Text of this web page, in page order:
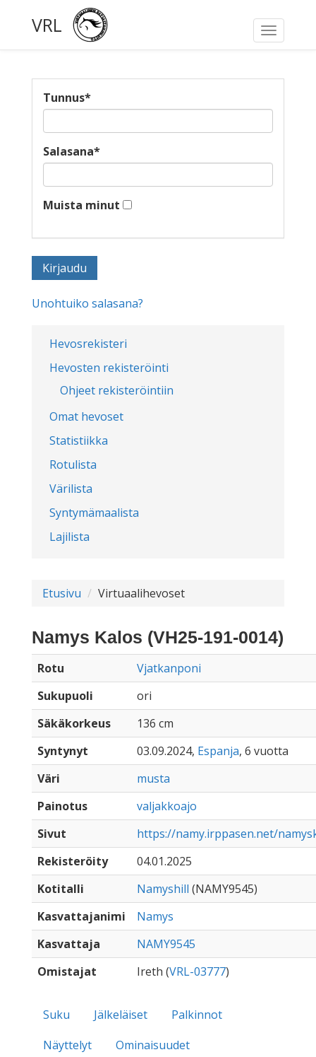
Toggle
VRL
Hevosrekisteri
Hevosten rekisteröinti
Ohjeet rekisteröintiin
Omat hevoset
Statistiikka
Rotulista
Värilista
Syntymämaalista
Lajilista
Tunnus*
Salasana*
Muista minut
Unohtuiko salasana?
Etusivu Virtuaalihevoset
Namys Kalos (VH25-191-0014)
Rotu
Vjatkanponi
Sukupuoli
ori
Säkäkorkeus
136 cm
Syntynyt
03.09.2024, Espanja, 6 vuotta
Väri
musta
Painotus
valjakkoajo
Sivut
https://namy.irppasen.net/
Rekisteröity
04.01.2025
Kotitalli
Namyshill (NAMY9545)
Kasvattajanimi
Namys
Kasvattaja
NAMY9545
Omistajat
Ireth (VRL-03777)
Suku Jälkeläiset
Palkinnot
Näyttelyt
Ominaisuudet